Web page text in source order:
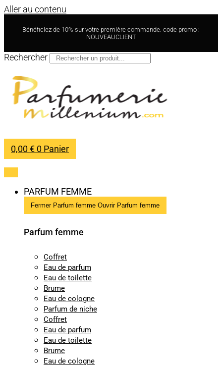
Aller au contenu
Bénéficiez de 10% sur votre première commande. code promo :
NOUVEAUCLIENT
Rechercher
0,00€ 0 Panier
PARFUM FEMME
Fermer Parfum femme Ouvrir Parfum femme
Parfum femme
Coffret
Eau de parfum
Eau de toilette
Brume
Eau de cologne
Parfum de niche
Coffret
Eau de parfum
Eau de toilette
Brume
Eau de cologne